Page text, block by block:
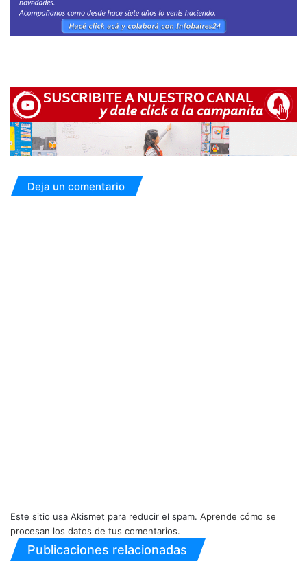
Deja un comentario
Este sitio usa Akismet para reducir el spam. Aprende cómo se
procesan los datos de tus comentarios.
Publicaciones relacionadas